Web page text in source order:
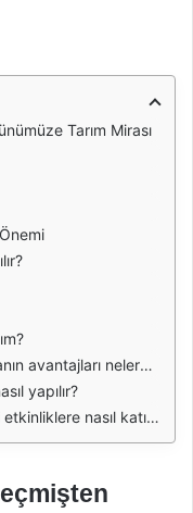
Tarım Mirası
avantajları nelerdir?
yapılır?
nasıl katılabilirim?